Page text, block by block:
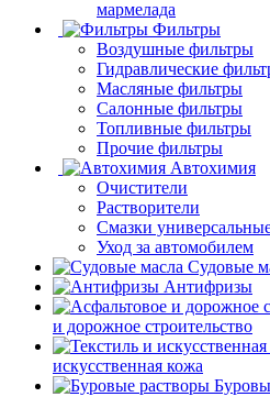
мармелада
Фильтры
Воздушные фильтры
Гидравлические
Масляные фильтры
Салонные фильтры
Топливные фильтры
Прочие фильтры
Автохимия
Очистители
Растворители
Смазки
Уход за автомобилем
Судовые
Антифризы
и дорожное строительство
искусственная кожа